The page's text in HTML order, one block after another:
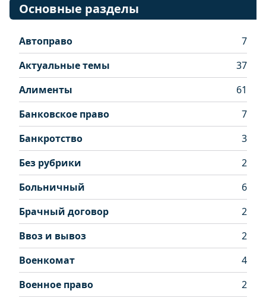
Основные разделы
Автоправо
7
Актуальные темы
37
Алименты
61
Банковское право
7
Банкротство
3
Без рубрики
2
Больничный
6
Брачный договор
2
Ввоз и вывоз
2
Военкомат
4
Военное право
2